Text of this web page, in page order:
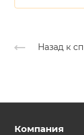
Назад к
Компания